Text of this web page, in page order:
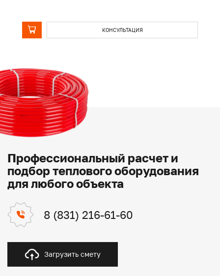
КОНСУЛЬТАЦИЯ
Профессиональный расчет и
подбор теплового оборудования
для любого объекта
8 (831) 216-61-60
Загрузить смету